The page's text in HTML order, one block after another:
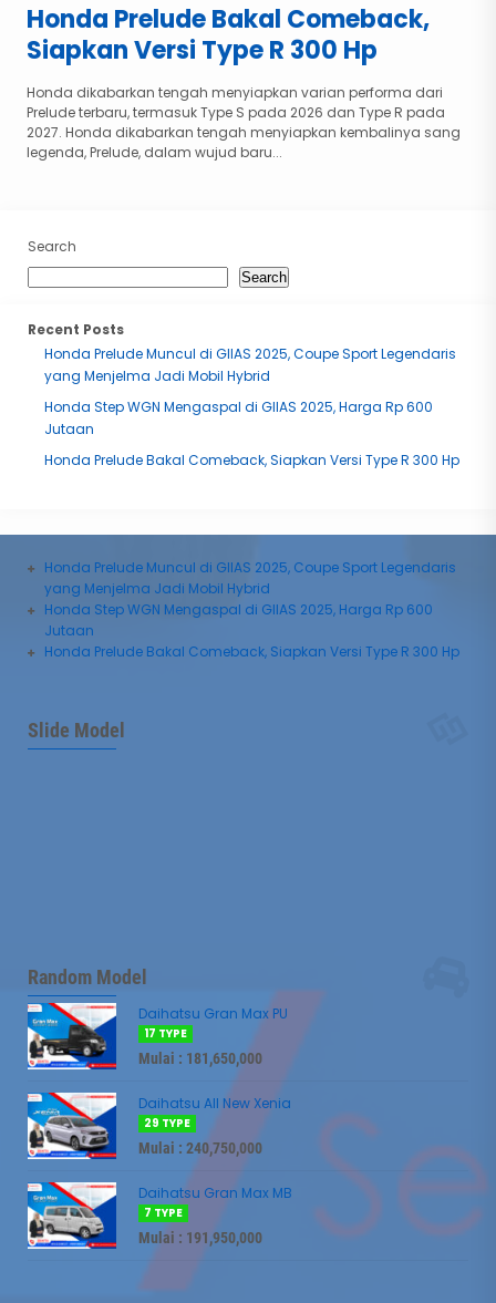
Honda Prelude Bakal Comeback,
Siapkan Versi Type R 300 Hp
Honda dikabarkan tengah menyiapkan varian performa dari
Prelude terbaru, termasuk Type S pada 2026 dan Type R pada
2027. Honda dikabarkan tengah menyiapkan kembalinya sang
legenda, Prelude, dalam wujud baru...
Search
Search
Recent Posts
Honda Prelude Muncul di GIIAS 2025, Coupe Sport Legendaris
yang Menjelma Jadi Mobil Hybrid
Honda Step WGN Mengaspal di GIIAS 2025, Harga Rp 600
Jutaan
Honda Prelude Bakal Comeback, Siapkan Versi Type R 300 Hp
Honda Prelude Muncul di GIIAS 2025, Coupe Sport Legendaris
yang Menjelma Jadi Mobil Hybrid
Honda Step WGN Mengaspal di GIIAS 2025, Harga Rp 600
Jutaan
Honda Prelude Bakal Comeback, Siapkan Versi Type R 300 Hp
Slide Model
Daihatsu All New Xenia
Mulai :240,750,000
Random Model
Daihatsu Gran Max PU
17 TYPE
Mulai : 181,650,000
Daihatsu All New Xenia
29 TYPE
Mulai : 240,750,000
Daihatsu Gran Max MB
7 TYPE
Mulai : 191,950,000